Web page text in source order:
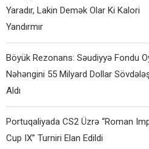
Yaradır, Lakin Demək Olar Ki Kalori
Yandırmır
Böyük Rezonans: Səudiyyə Fondu
Nəhəngini 55 Milyard Dollar
Aldı
Portuqaliyada CS2 Üzrə “Roman
Cup IX” Turniri Elan Edildi